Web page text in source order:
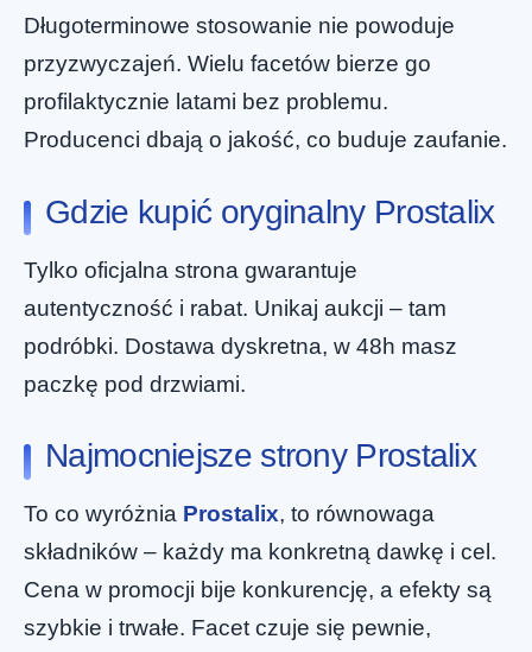
Długoterminowe stosowanie nie powoduje
przyzwyczajeń. Wielu facetów bierze go
profilaktycznie latami bez problemu.
Producenci dbają o jakość, co buduje zaufanie.
Gdzie kupić oryginalny Prostalix
Tylko oficjalna strona gwarantuje
autentyczność i rabat. Unikaj aukcji – tam
podróbki. Dostawa dyskretna, w 48h masz
paczkę pod drzwiami.
Najmocniejsze strony Prostalix
To co wyróżnia Prostalix, to równowaga
składników – każdy ma konkretną dawkę i cel.
Cena w promocji bije konkurencję, a efekty są
szybkie i trwałe. Facet czuje się pewnie,